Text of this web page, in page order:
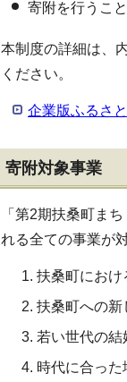
寄附を行うこ
本制度の詳細は、
ください。
企業版ふるさ
寄附対象事業
「第2期扶桑町ま
れる全ての事業が
扶桑町におけ
扶桑町への新
若い世代の結
時代に合っ